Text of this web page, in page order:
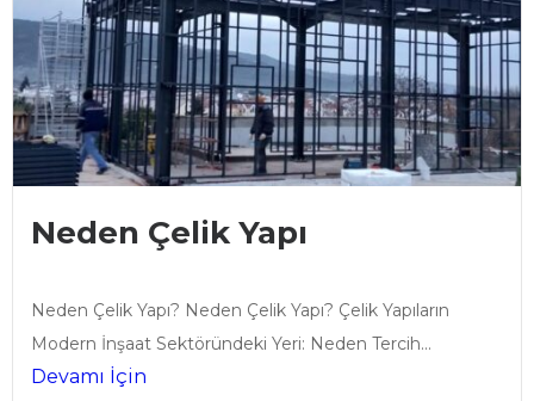
Neden Çelik Yapı
Neden Çelik Yapı? Neden Çelik Yapı? Çelik Yapıların
Modern İnşaat Sektöründeki Yeri: Neden Tercih...
Devamı İçin